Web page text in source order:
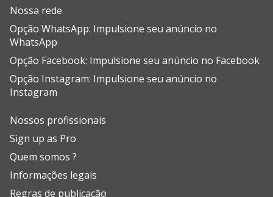
Nossa rede
Opção WhatsApp: Impulsione seu anúncio no
WhatsApp
Opção Facebook: Impulsione seu anúncio no Facebook
Opção Instagram: Impulsione seu anúncio no
Instagram
Nossos profissionais
Sign up as Pro
Quem somos ?
Informações legais
Regras de publicação